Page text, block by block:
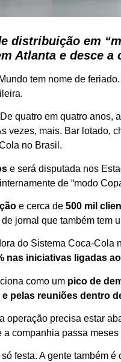
distribuição em
Atlanta e desce
tem nome de
quatro em quatro anos,
vezes, mais. Bar lotado,
no Brasil.
e será disputada nos
de “modo
e cerca de500 mil
jornal que também tem
do Sistema Coca-Cola
nas iniciativas ligadas
como um pico de
pelas reuniões dentro
operação precisa estar
companhia passa meses
festa. A gente também